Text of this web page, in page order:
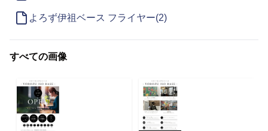
よろず伊祖ベース フライヤー(2)
すべての画像